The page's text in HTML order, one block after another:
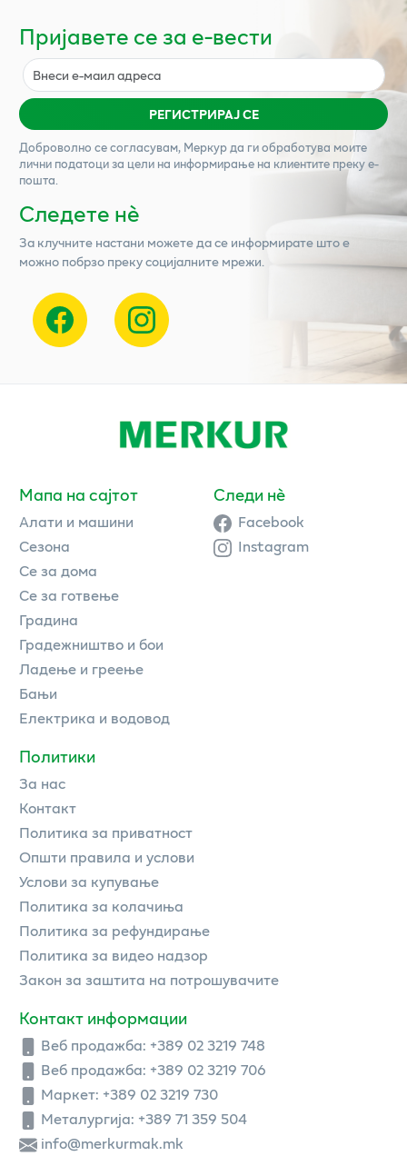
Пријавете се за е-вести
РЕГИСТРИРАЈ СЕ
Доброволно се согласувам, Меркурда ги обработува моите
лични податоци за цели на информирање на клиентите преку е-
пошта.
Следете нѐ
За клучните настани можете да се информирате што е
можно побрзо преку социјалните мрежи.
Мапа на сајтот
Алати и машини
Сезона
Се за дома
Се за готвење
Градина
Градежништво и бои
Ладење и греење
Бањи
Електрика и водовод
Политики
За нас
Контакт
Политика за приватност
Општи правила и услови
Услови за купување
Политика за колачиња
Политика за рефундирање
Политика за видео надзор
Закон за заштита на потрошувачите
Контакт информации
Веб продажба: +389 02 3219 748
Веб продажба: +389 02 3219 706
Маркет: +389 02 3219 730
Металургија: +389 71 359 504
info@merkurmak.mk
Следи нè
Facebook
Instagram